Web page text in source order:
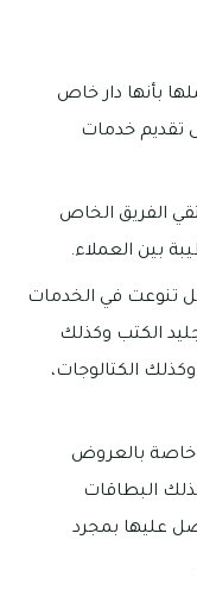
بأنها دار خاص
تقديم خدمات
الفريق الخاص
بين العملاء.
تنوعت في الخدمات
الكتب وكذلك
الكتالوجات،
خاصة بالعروض
كذلك البطاقات
عليها بمجرد